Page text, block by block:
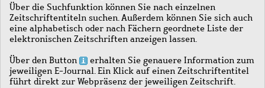
Über die Suchfunktion können Sie nach einzelnen
Zeitschriftentiteln suchen. Außerdem können Sie sich auch
eine alphabetisch oder nach Fächern geordnete Liste der
elektronischen Zeitschriften anzeigen lassen.
Über den Button
erhalten Sie genauere Information zum
jeweiligen E-Journal. Ein Klick auf einen Zeitschriftentitel
führt direkt zur Webpräsenz der jeweiligen Zeitschrift.